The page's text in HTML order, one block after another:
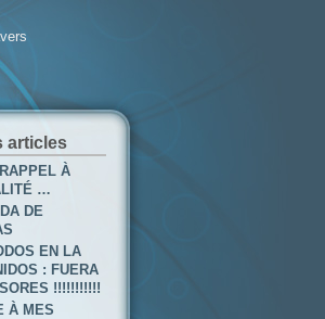
articles
À
…
DE
EN LA
: FUERA
!!!!!!!!!!!
À MES